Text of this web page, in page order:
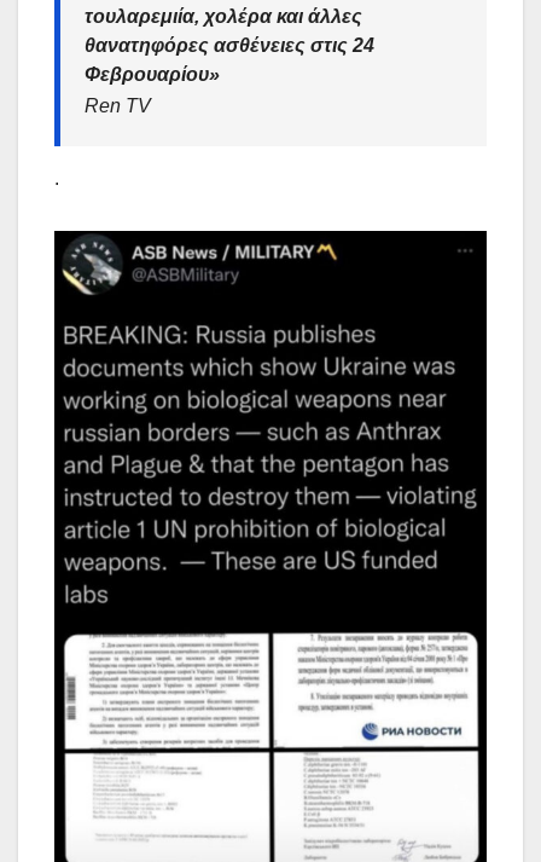
τουλαρεμιία, χολέρα και άλλες
θανατηφόρες ασθένειες στις 24
Φεβρουαρίου»
Ren TV
.